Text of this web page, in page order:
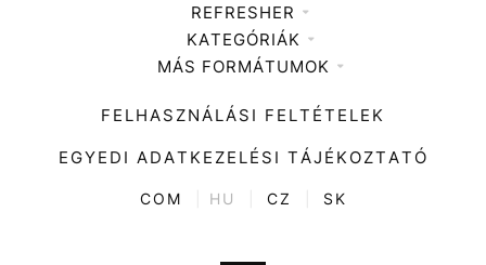
REFRESHER
Médiaajánlat
KATEGÓRIÁK
Zene
Divat
Kultúra
ENTR
MÁS FORMÁTUMOK
FELHASZNÁLÁSI FELTÉTELEK
EGYEDI ADATKEZELÉSI TÁJÉKOZTATÓ
COM HU CZ SK